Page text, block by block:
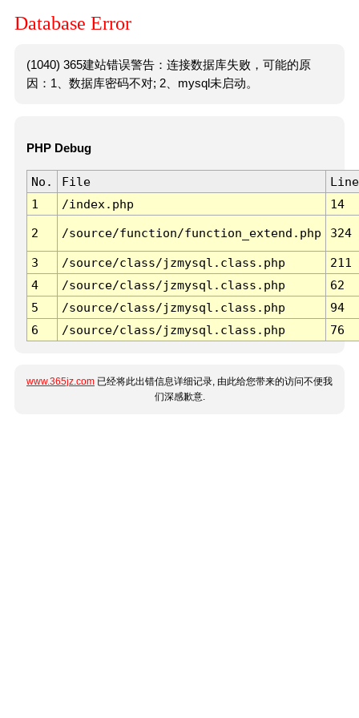
Database Error
(1040) 365建站错误警告：连接数据库失败，可能的原
因：1、数据库密码不对; 2、mysql未启动。
PHP Debug
No. File
Line
1
/index.php 14
2 /source/function/function_extend.php 324
3 /source/class/jzmysql.class.php
211
4
/source/class/jzmysql.class.php
62
5
/source/class/jzmysql.class.php
94
6
/source/class/jzmysql.class.php 76
www.365jz.com 已经将此出错信息详细记录, 由此给您带来的访问不便我
们深感歉意.